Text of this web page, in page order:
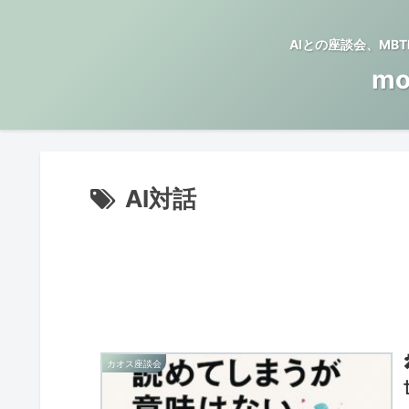
AIとの座談会、
AI対話
カオス座談会